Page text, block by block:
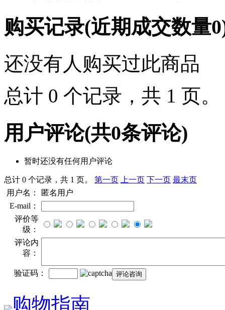
购买记录(近期成交数量0
还没有人购买过此商品
总计 0 个记录，共 1 页。
用户评论(共0条评论)
暂时还没有任何用户评论
总计 0 个记录，共 1 页。 第一页 上一页 下一页 最末页
用户名：
匿名用户
E-mail：
评价等
级：
评论内
容：
验证码：
购物指南